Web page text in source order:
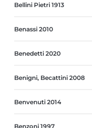
Bellini Pietri 1913
Benassi 2010
Benedetti 2020
Benigni, Becattini 2008
Benvenuti 2014
Benzoni 1997